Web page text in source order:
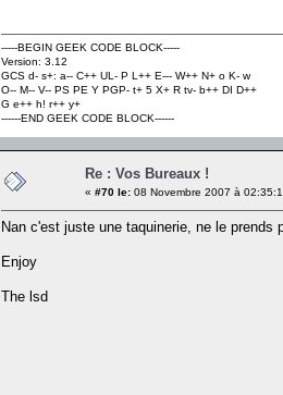
-----BEGIN GEEK CODE BLOCK-----
Version: 3.12
GCS d- s+: a-- C++ UL- P L++ E--- W++ N+ o K- w
O-- M-- V-- PS PE Y PGP- t+ 5 X+ R tv- b++ DI D++
G e++ h! r++ y+
------END GEEK CODE BLOCK------
Re : Vos Bureaux !
« #70 le: 08 Novembre 2007 à
Nan c'est juste une taquinerie, ne le prends
Enjoy
The lsd